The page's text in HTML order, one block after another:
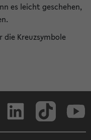
es leicht geschehen,
die Kreuzsymbole